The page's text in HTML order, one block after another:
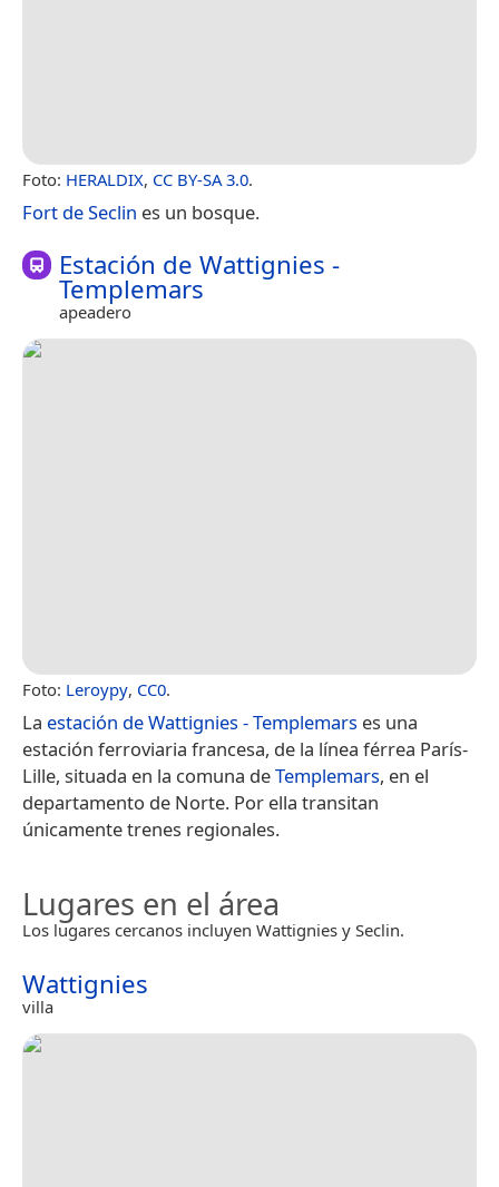
Foto: HERALDIX, CC BY-SA 3.0.
Fort de Seclin es un bosque.
Estación de Wattignies -
Templemars
apeadero
Foto: Leroypy, CC0.
La estación de Wattignies - Templemars es una
estación ferroviaria francesa, de la línea férrea París-
Lille, situada en la comuna deTemplemars, en el
departamento de Norte. Por ella transitan
únicamente trenes regionales.
Lugares en el área
Los lugares cercanos incluyen Wattignies y Seclin.
Wattignies
villa